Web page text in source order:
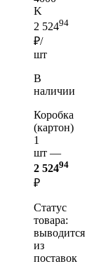
K
2 52494
₽/
шт
В
наличии
Коробка
(картон)
1
шт —
2 52494
₽
Статус
товара:
выводится
из
поставок